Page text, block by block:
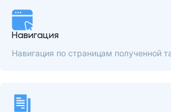
Навигация
Навигация по страницам полученной